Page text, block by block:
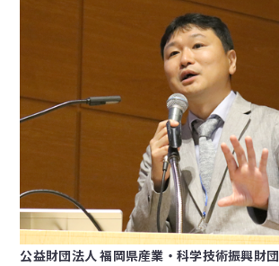
公益財団法人 福岡県産業・科学技術振興財団